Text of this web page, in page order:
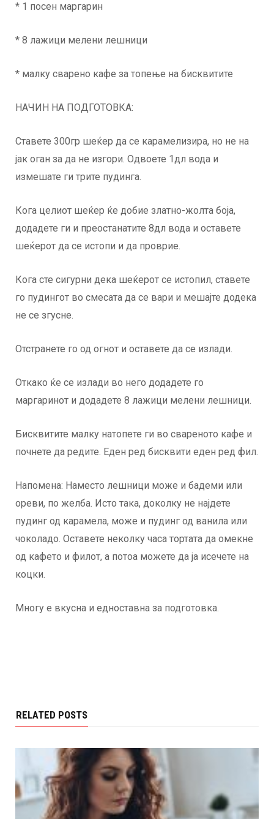
* 1 посен маргарин
* 8 лажици мелени лешници
* малку сварено кафе за топење на бисквитите
НАЧИН НА ПОДГОТОВКА:
Ставете 300гр шеќер да се карамелизира, но не на
јак оган за да не изгори. Одвоете 1дл вода и
измешате ги трите пудинга.
Кога целиот шеќер ќе добие златно-жолта боја,
додадете ги и преостанатите 8дл вода и оставете
шеќерот да се истопи и да проврие.
Кога сте сигурни дека шеќерот се истопил, ставете
го пудингот во смесата да се вари и мешајте додека
не се згусне.
Отстранете го од огнот и оставете да се излади.
Откако ќе се излади во него додадете го
маргаринот и додадете 8 лажици мелени лешници.
Бисквитите малку натопете ги во свареното кафе и
почнете да редите. Еден ред бисквити еден ред фил.
Напомена: Наместо лешници може и бадеми или
ореви, по желба. Исто така, доколку не најдете
пудинг од карамела, може и пудинг од ванила или
чоколадо. Оставете неколку часа тортата да омекне
од кафето и филот, а потоа можете да ја исечете на
коцки.
Многу е вкусна и едноставна за подготовка.
RELATED POSTS